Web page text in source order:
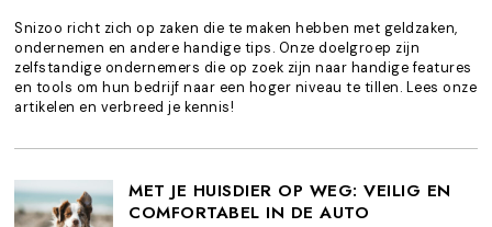
Snizoo richt zich op zaken die te maken hebben met geldzaken,
ondernemen en andere handige tips. Onze doelgroep zijn
zelfstandige ondernemers die op zoek zijn naar handige features
en tools om hun bedrijf naar een hoger niveau te tillen. Lees onze
artikelen en verbreed je kennis!
MET JE HUISDIER OP WEG: VEILIG EN
COMFORTABEL IN DE AUTO